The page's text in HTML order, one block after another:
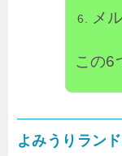
メ
この6
よみうりラン